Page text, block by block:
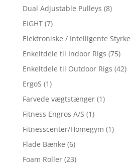
Dual Adjustable Pulleys (8)
EIGHT (7)
Elektroniske / Intelligente
Enkeltdele til Indoor Rigs (75)
Enkeltdele til Outdoor Rigs (42)
ErgoS (1)
Farvede vægtstænger (1)
Fitness Engros A/S (1)
Fitnesscenter/Homegym (1)
Flade Bænke (6)
Foam Roller (23)